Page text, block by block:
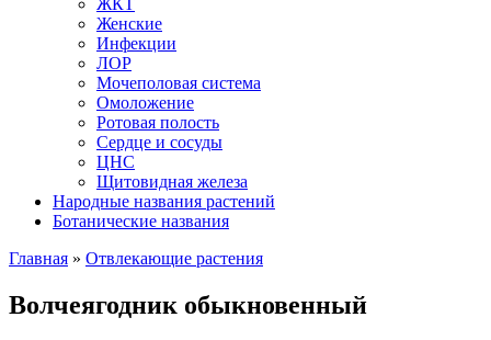
ЖКТ
Женские
Инфекции
ЛОР
Мочеполовая система
Омоложение
Ротовая полость
Сердце и сосуды
ЦНС
Щитовидная железа
Народные названия растений
Ботанические названия
Главная » Отвлекающие растения
Волчеягодник обыкновенный